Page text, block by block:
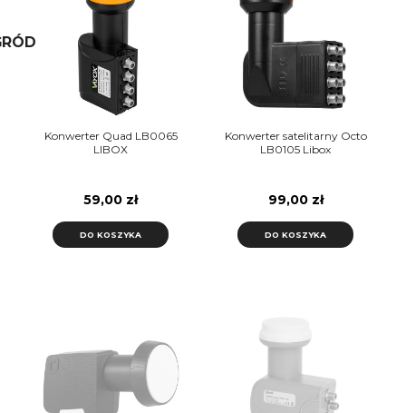
Konwerter Quad LB0065
LIBOX
59,00 zł
DO KOSZYKA
Konwerter satelitarny Octo
LB0105 Libox
99,00 zł
DO KOSZYKA